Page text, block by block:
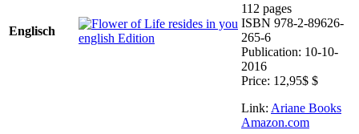
Englisch
112 pages
ISBN 978-2-89626-
265-6
Publication: 10-10-
2016
Price: 12,95$ $
Link: Ariane Books
Amazon.com